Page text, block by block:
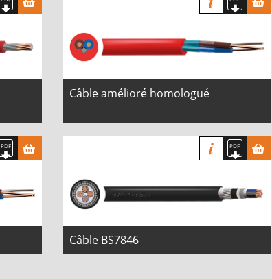
Câble amélioré homologué
Câble BS7846